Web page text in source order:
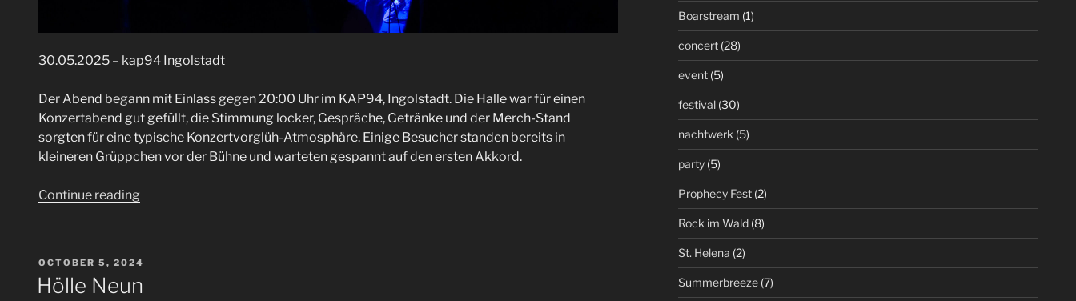
30.05.2025 – kap94 Ingolstadt
Der Abend begann mit Einlass gegen 20:00 Uhr im KAP94, Ingolstadt. Die Halle war für einen
Konzertabend gut gefüllt, die Stimmung locker, Gespräche, Getränke und der Merch-Stand
sorgten für eine typische Konzertvorglüh-Atmosphäre. Einige Besucher standen bereits in
kleineren Grüppchen vor der Bühne und warteten gespannt auf den ersten Akkord.
Continue reading
Call
Me
POSTED
ON
OCTOBER 5, 2024
Hölle Neun
Boarstream (1)
concert(28)
event(5)
festival(30)
nachtwerk (5)
party(5)
Prophecy Fest(2)
Rock im Wald(8)
St. Helena (2)
Summerbreeze(7)